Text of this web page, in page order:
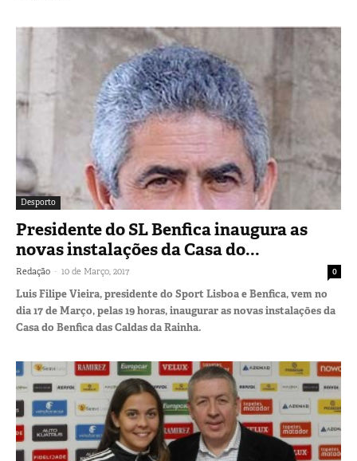
Desporto
Presidente do SL Benfica inaugura as
novas instalações da Casa do...
Redação - 10 de Março, 2017 0
Luis Filipe Vieira, presidente do Sport Lisboa e Benfica, vem no
dia 17 de Março, pelas 19 horas, inaugurar as novas instalações da
Casa do Benfica das Caldas da Rainha.